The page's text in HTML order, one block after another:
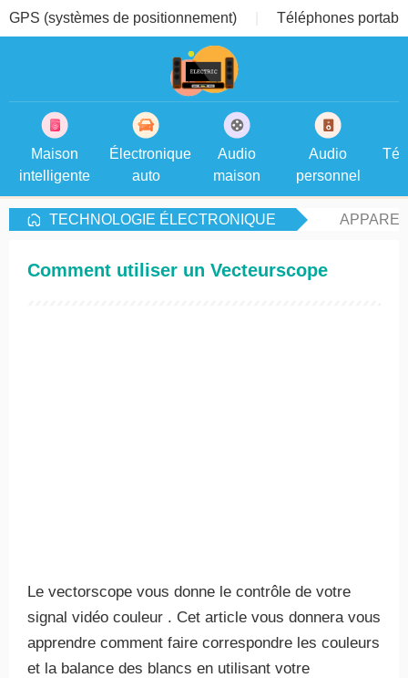
GPS (systèmes de positionnement) Téléphones
Maison
intelligente
Électronique
auto
Audio
maison
Audio
personnel
TECHNOLOGIE ÉLECTRONIQUE
Comment utiliser un Vecteurscope
Le vectorscope vous donne le contrôle de votre
signal vidéo couleur . Cet article vous donnera vous
apprendre comment faire correspondre les couleurs
et la balance des blancs en utilisant votre